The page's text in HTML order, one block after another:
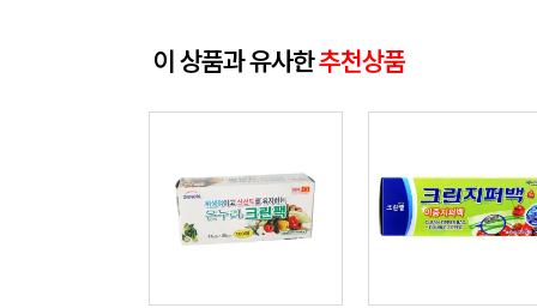
이 상품과 유사한추천상품